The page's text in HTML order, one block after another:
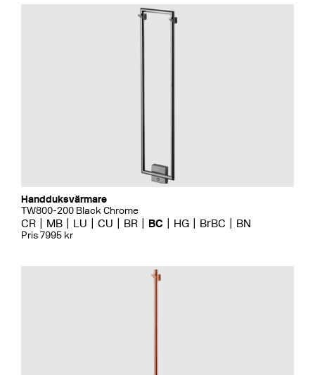
Handduksvärmare
TW800-200 Black Chrome
CR MB LU CU BR BC HG BrBC BN
Pris 7995 kr